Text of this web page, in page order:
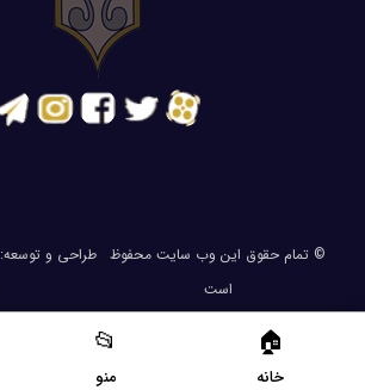
خانه منو
© تمام حقوق این وب سایت محفوظ
است
طراحی و توسعه: